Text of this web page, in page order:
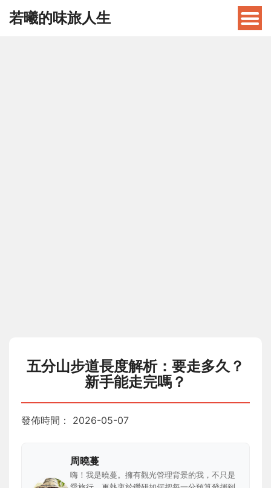
若曦的味旅人生
五分山步道長度解析：要走多久？
新手能走完嗎？
發佈時間： 2026-05-07
周曉蔓
嗨！我是曉蔓。擁有觀光管理背景的我，不只是